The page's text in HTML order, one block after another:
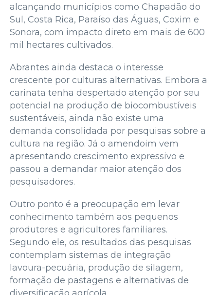
alcançando municípios como Chapadão do
Sul, Costa Rica, Paraíso das Águas, Coxim e
Sonora, com impacto direto em mais de 600
mil hectares cultivados.
Abrantes ainda destaca o interesse
crescente por culturas alternativas. Embora a
carinata tenha despertado atenção por seu
potencial na produção de biocombustíveis
sustentáveis, ainda não existe uma
demanda consolidada por pesquisas sobre a
cultura na região. Já o amendoim vem
apresentando crescimento expressivo e
passou a demandar maior atenção dos
pesquisadores.
Outro ponto é a preocupação em levar
conhecimento também aos pequenos
produtores e agricultores familiares.
Segundo ele, os resultados das pesquisas
contemplam sistemas de integração
lavoura-pecuária, produção de silagem,
formação de pastagens e alternativas de